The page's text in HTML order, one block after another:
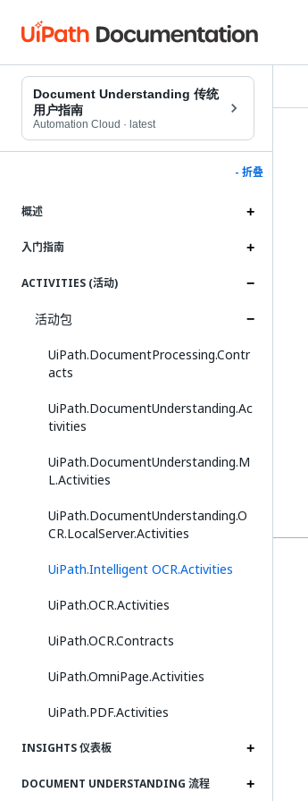
Document Understanding 传统
用户指南
Automation Cloud · latest
- 折叠
概述
入门指南
ACTIVITIES (活动)
活动包
UiPath.DocumentProcessing.Contr
acts
UiPath.DocumentUnderstanding.Ac
tivities
UiPath.DocumentUnderstanding.M
L.Activities
UiPath.DocumentUnderstanding.O
CR.LocalServer.Activities
UiPath.Intelligent OCR.Activities
UiPath.OCR.Activities
UiPath.OCR.Contracts
UiPath.OmniPage.Activities
UiPath.PDF.Activities
INSIGHTS 仪表板
DOCUMENT UNDERSTANDING 流程